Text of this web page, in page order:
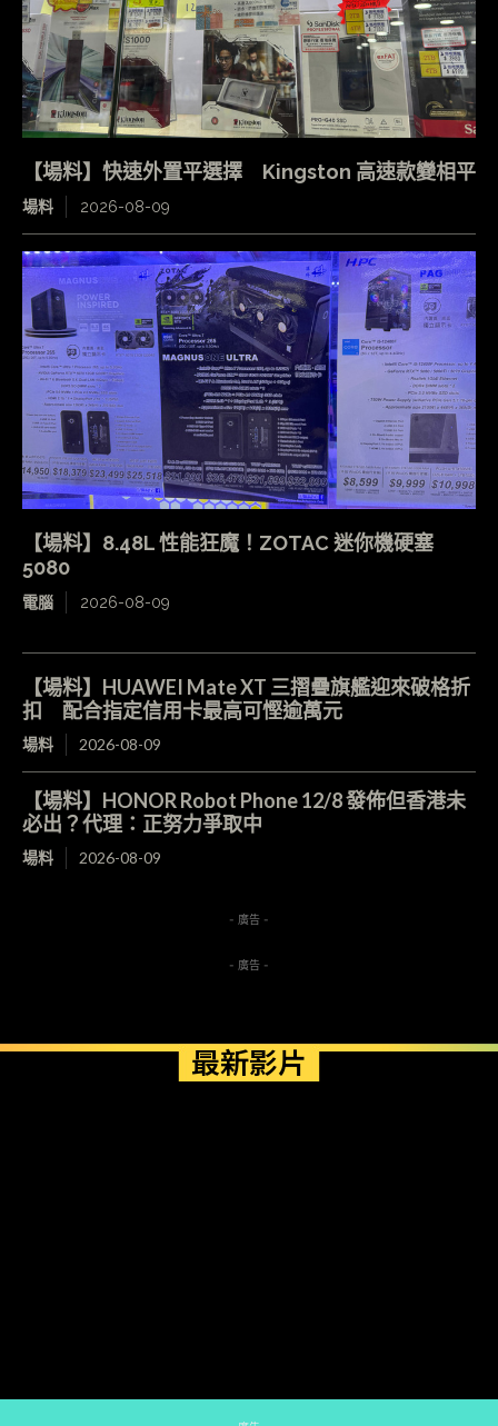
【場料】快速外置平選擇 Kingston 高速款變相平
場料 2026-08-09
【場料】8.48L 性能狂魔！ZOTAC 迷你機硬塞
5080
電腦 2026-08-09
【場料】HUAWEI Mate XT 三摺疊旗艦迎來破格折
扣 配合指定信用卡最高可慳逾萬元
場料 2026-08-09
【場料】HONOR Robot Phone 12/8 發佈但香港未
必出？代理：正努力爭取中
場料 2026-08-09
- 廣告 -
- 廣告 -
最新影片